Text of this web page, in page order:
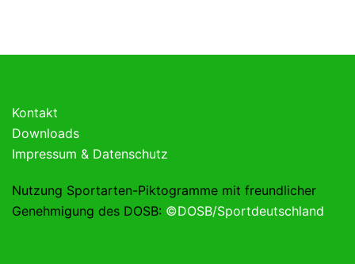
Kontakt
Downloads
Impressum & Datenschutz
Nutzung Sportarten-Piktogramme mit freundlicher
Genehmigung des DOSB: ©DOSB/Sportdeutschland